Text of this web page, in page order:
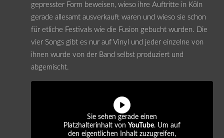
gepresster Form beweisen, wieso ihre Auftritte in Köln
gerade allesamt ausverkauft waren und wieso sie schon
für etliche Festivals wie die Fusion gebucht wurden. Die
vier Songs gibt es nur auf Vinyl und jeder einzelne von
ihnen wurde von der Band selbst produziert und
abgemischt.
Sie sehen gerade einen
Platzhalterinhalt von YouTube. Um auf
den eigentlichen Inhalt zuzugreifen,